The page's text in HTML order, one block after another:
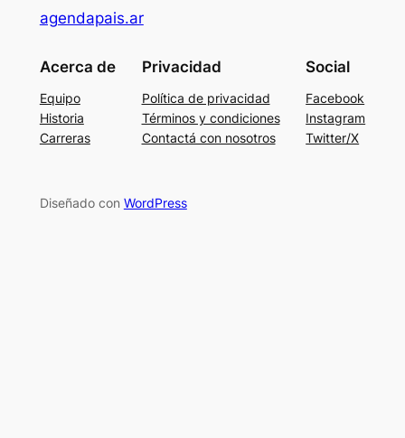
agendapais.ar
Acerca de
Equipo
Historia
Carreras
Privacidad
Política de privacidad
Términos y condiciones
Contactá con nosotros
Social
Facebook
Instagram
Twitter/X
Diseñado con WordPress